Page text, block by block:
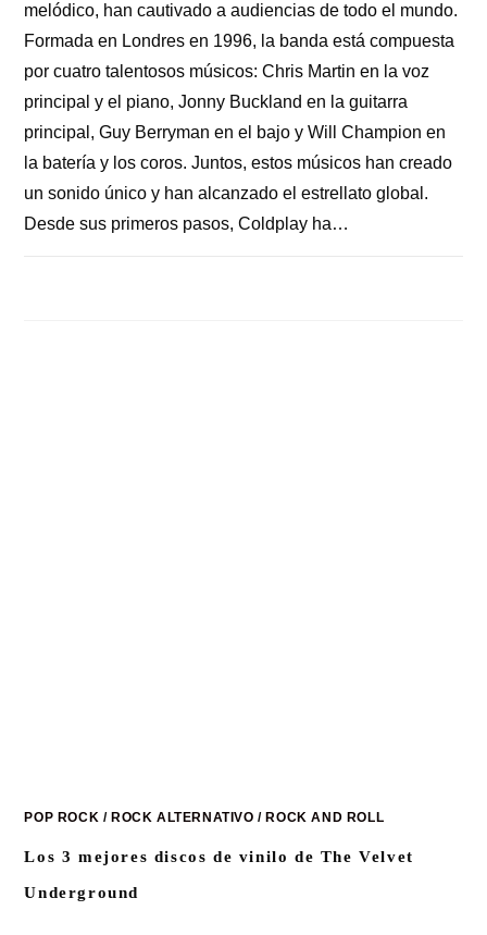
melódico, han cautivado a audiencias de todo el mundo.
Formada en Londres en 1996, la banda está compuesta
por cuatro talentosos músicos: Chris Martin en la voz
principal y el piano, Jonny Buckland en la guitarra
principal, Guy Berryman en el bajo y Will Champion en
la batería y los coros. Juntos, estos músicos han creado
un sonido único y han alcanzado el estrellato global.
Desde sus primeros pasos, Coldplay ha…
POP ROCK /ROCK ALTERNATIVO /ROCK AND ROLL
Los 3 mejores discos de vinilo de The Velvet
Underground